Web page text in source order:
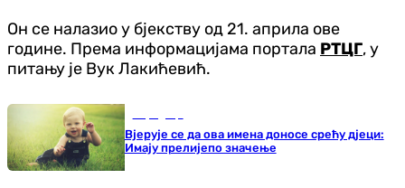
Он се налазио у бјекству од 21. априла ове
године. Према информацијама портала РТЦГ, у
питању је Вук Лакићевић.
Вјерује се да ова имена доносе срећу дјеци:
Имају прелијепо значење